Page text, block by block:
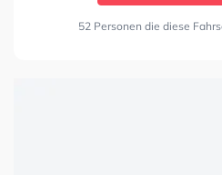
52 Personen die diese